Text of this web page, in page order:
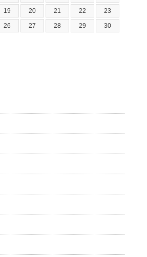
19 20 21 22 23
26 27 28 29 30